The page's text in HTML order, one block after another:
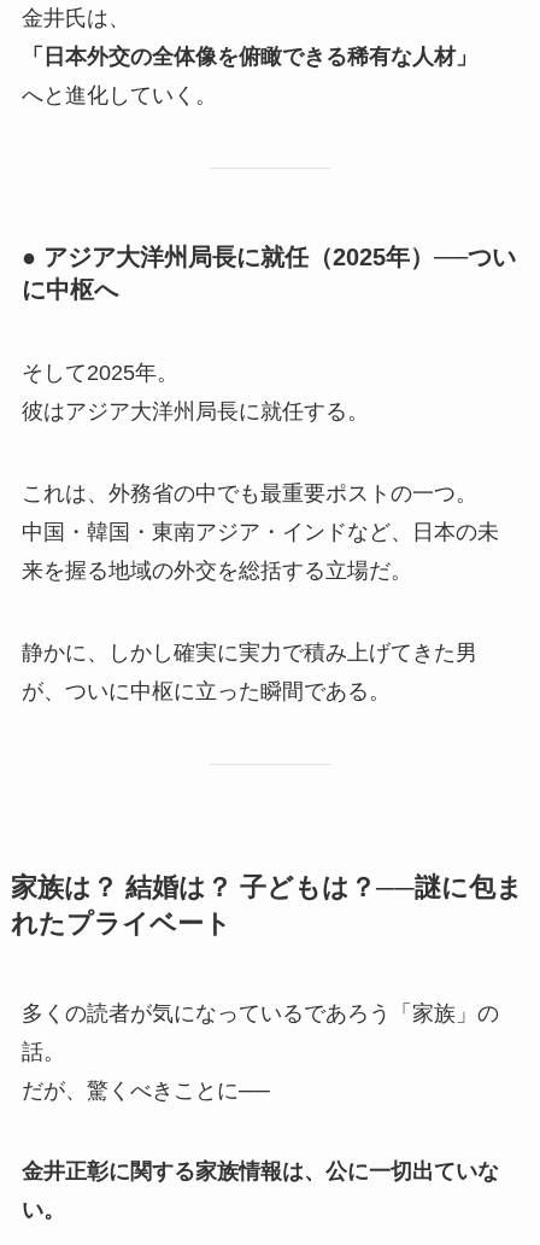
金井氏は、
「日本外交の全体像を俯瞰できる稀有な人材」
へと進化していく。
● アジア大洋州局長に就任（2025年）──つい
に中枢へ
そして2025年。
彼はアジア大洋州局長に就任する。
これは、外務省の中でも最重要ポストの一つ。
中国・韓国・東南アジア・インドなど、日本の未
来を握る地域の外交を総括する立場だ。
静かに、しかし確実に実力で積み上げてきた男
が、ついに中枢に立った瞬間である。
家族は？ 結婚は？ 子どもは？──謎に包ま
れたプライベート
多くの読者が気になっているであろう「家族」の
話。
だが、驚くべきことに──
金井正彰に関する家族情報は、公に一切出ていな
い。